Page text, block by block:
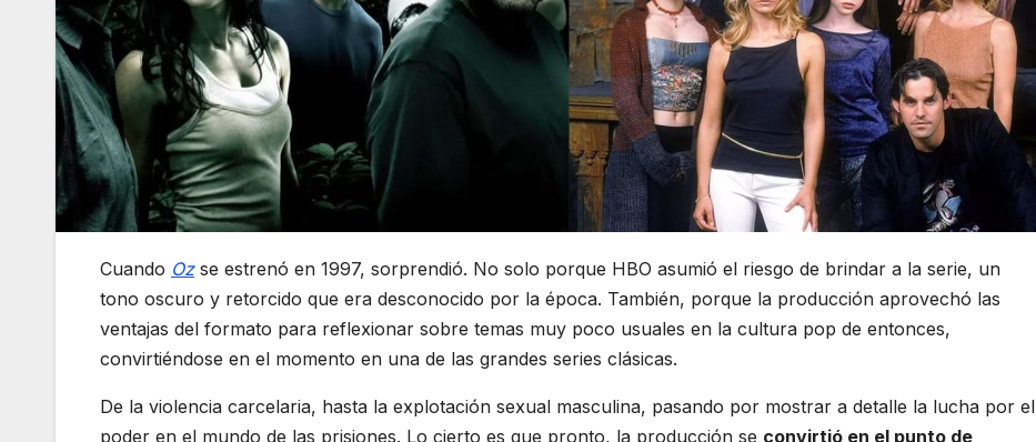
Cuando Ozse estrenó en 1997, sorprendió. No solo porque HBO asumió el riesgo de brindar a la serie, un
tono oscuro y retorcido que era desconocido por la época. También, porque la producción aprovechó las
ventajas del formato para reflexionar sobre temas muy poco usuales en la cultura pop de entonces,
convirtiéndose en el momento en una de las grandes series clásicas.
De la violencia carcelaria, hasta la explotación sexual masculina, pasando por mostrar a detalle la lucha por el
poder en el mundo de las prisiones. Lo cierto es que pronto, la producción se convirtió en el punto de